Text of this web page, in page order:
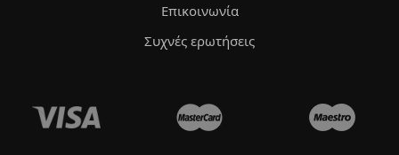
Επικοινωνία
Συχνές ερωτήσεις